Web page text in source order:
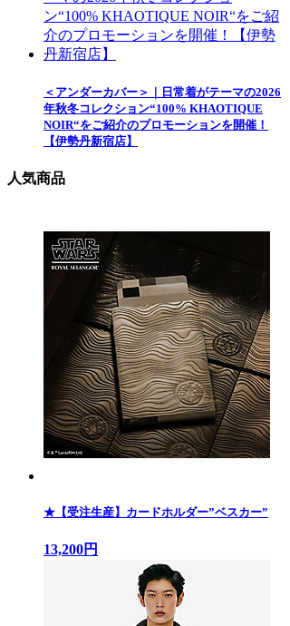
＜アンダーカバー＞｜日常着がテーマの2026
年秋冬コレクション“100% KHAOTIQUE
NOIR“をご紹介のプロモーションを開催！
【伊勢丹新宿店】
人気商品
★【受注生産】カードホルダー”ベスカー”
13,200円